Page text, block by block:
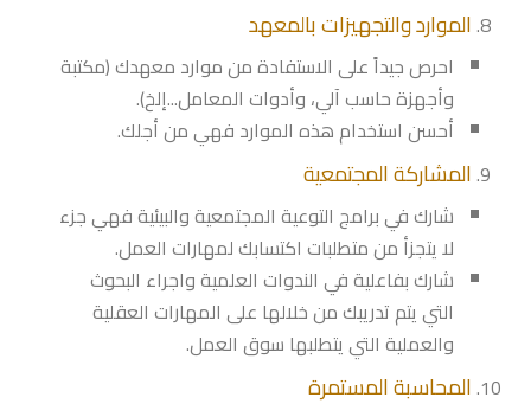
الموارد والتجهيزات بالمعهد
احرص جيداً على الاستفادة من موارد معهدك (مكتبة
وأجهزة حاسب آلي، وأدوات المعامل...إلخ).
أحسن استخدام هذه الموارد فهي من أجلك.
المشاركة المجتمعية
شارك في برامج التوعية المجتمعية والبيئية فهي جزء
لا يتجزأ من متطلبات اكتسابك لمهارات العمل.
شارك بفاعلية في الندوات العلمية واجراء البحوث
التي يتم تدريبك من خلالها على المهارات العقلية
والعملية التي يتطلبها سوق العمل.
المحاسبة المستمرة